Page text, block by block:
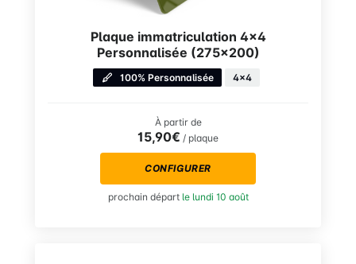
Plaque immatriculation 4×4
Personnalisée (275×200)
100% Personnalisée 4x4
À partir de
15,90€ / plaque
CONFIGURER
prochain départ le lundi 10 août